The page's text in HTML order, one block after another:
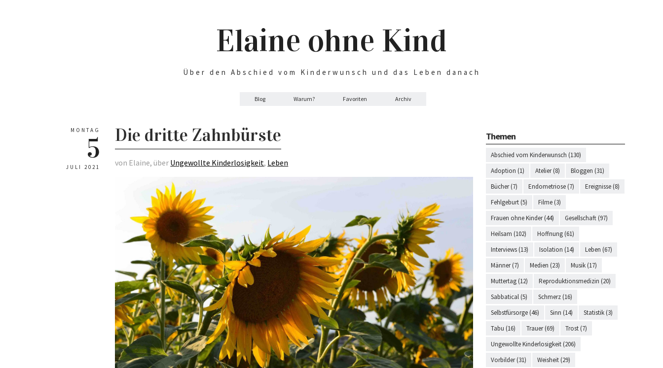
Elaine ohne Kind
Über den Abschied vom Kinderwunsch und das Leben danach
Blog Warum? Favoriten Archiv
MONTAG
5
JULI 2021
Die dritte Zahnbürste
von Elaine, über Ungewollte Kinderlosigkeit, Leben
Themen
Abschied vom Kinderwunsch (130)
Adoption (1)
Atelier (8)
Bloggen (31)
Bücher (7)
Endometriose (7)
Ereignisse (8)
Fehlgeburt (5)
Filme (3)
Frauen ohne Kinder (44)
Gesellschaft (97)
Heilsam (102)
Hoffnung (61)
Interviews (13)
Isolation (14)
Leben (67)
Männer (7)
Medien (23)
Musik (17)
Muttertag (12)
Reproduktionsmedizin (20)
Sabbatical (5)
Schmerz (16)
Selbstfürsorge (46)
Sinn (14)
Statistik (3)
Tabu (16)
Trauer (69)
Trost (7)
Ungewollte Kinderlosigkeit (206)
Vorbilder (31)
Weisheit (29)